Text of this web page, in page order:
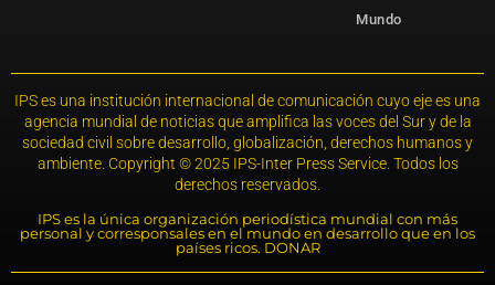
Mundo
IPS es una institución internacional de comunicación cuyo eje es una
agencia mundial de noticias que amplifica las voces del Sur y de la
sociedad civil sobre desarrollo, globalización, derechos humanos y
ambiente. Copyright © 2025 IPS-Inter Press Service. Todos los
derechos reservados.
IPS es la única organización periodística mundial con más
personal y corresponsales en el mundo en desarrollo que en los
países ricos. DONAR